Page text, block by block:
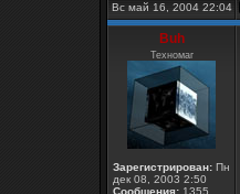
Вс май 16, 2004 22:04
Buh
Техномаг
Зарегистрирован: Пн
дек 08, 2003 2:50
Сообщения: 1355